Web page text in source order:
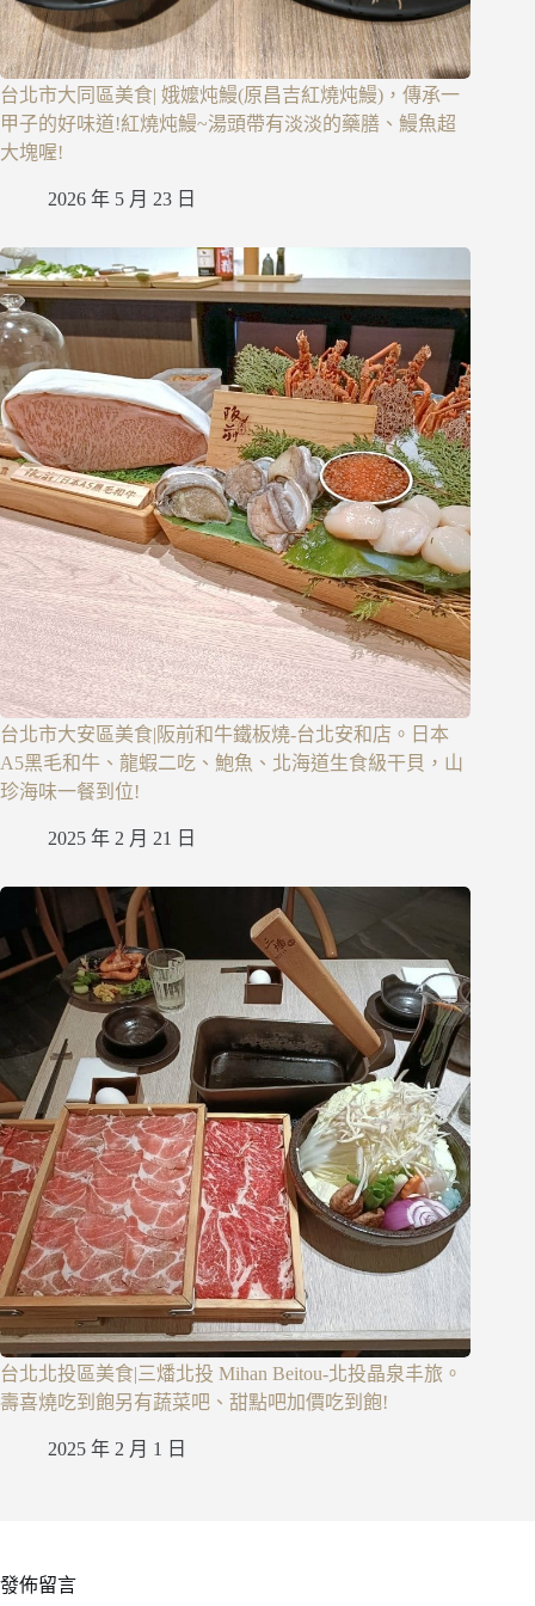
台北市大同區美食| 娥嬤炖鰻(原昌吉紅燒炖鰻)，傳承一
甲子的好味道!紅燒炖鰻~湯頭帶有淡淡的藥膳、鰻魚超
大塊喔!
2026 年 5 月 23 日
台北市大安區美食|阪前和牛鐵板燒-台北安和店。日本
A5黑毛和牛、龍蝦二吃、鮑魚、北海道生食級干貝，山
珍海味一餐到位!
2025 年 2 月 21 日
台北北投區美食|三燔北投 Mihan Beitou-北投晶泉丰旅。
壽喜燒吃到飽另有蔬菜吧、甜點吧加價吃到飽!
2025 年 2 月 1 日
發佈留言